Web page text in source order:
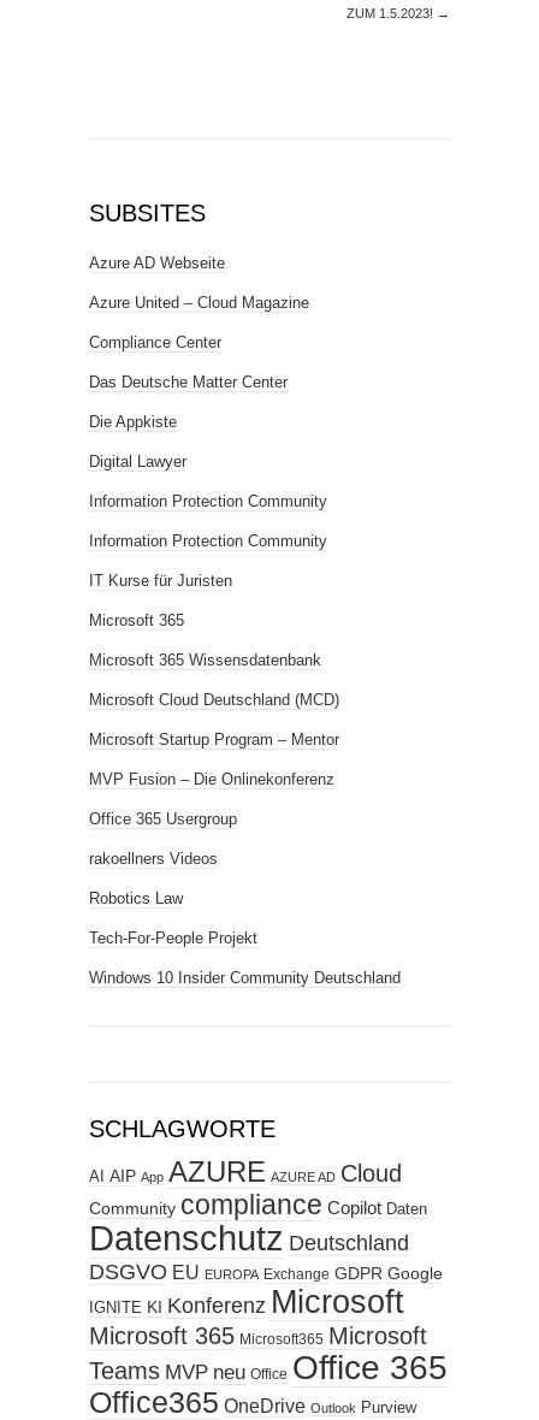
ZUM 1.5.2023! →
SUBSITES
Azure AD Webseite
Azure United – Cloud Magazine
Compliance Center
Das Deutsche Matter Center
Die Appkiste
Digital Lawyer
Information Protection Community
Information Protection Community
IT Kurse für Juristen
Microsoft 365
Microsoft 365 Wissensdatenbank
Microsoft Cloud Deutschland (MCD)
Microsoft Startup Program – Mentor
MVP Fusion – Die Onlinekonferenz
Office 365 Usergroup
rakoellners Videos
Robotics Law
Tech-For-People Projekt
Windows 10 Insider Community Deutschland
SCHLAGWORTE
AI AIP App AZURE AZURE AD Cloud
Community compliance Copilot Daten
Datenschutz Deutschland
DSGVO EU EUROPA Exchange GDPR Google
IGNITE KI Konferenz Microsoft
Microsoft 365 Microsoft365 Microsoft
Teams MVP neu Office Office 365
Office365 OneDrive Outlook Purview